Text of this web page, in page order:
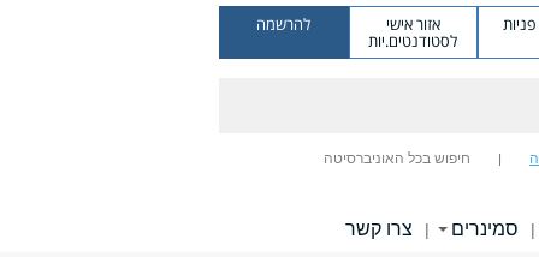
אזור אישי
לסטודנטים.יות
להרשמה
חיפוש בכל האוניברסיטה
| סמינרים | צרו קשר